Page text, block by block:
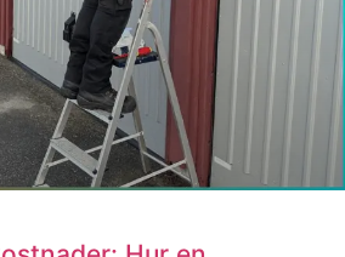
Din lokala expert för
elinstallationer
och säkert elsystem är
hem och företag. Oavsett om du